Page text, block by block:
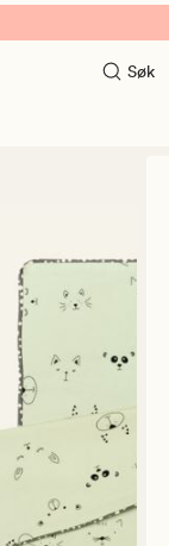
Søk